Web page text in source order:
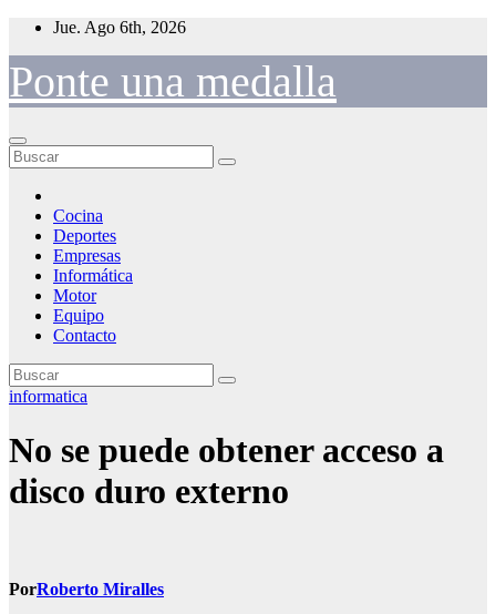
Saltar
contenido
Jue. Ago 6th, 2026
Ponte una medalla
Cocina
Deportes
Empresas
Informática
Motor
Equipo
Contacto
informatica
No se puede obtener acceso a
disco duro externo
PorRoberto Miralles